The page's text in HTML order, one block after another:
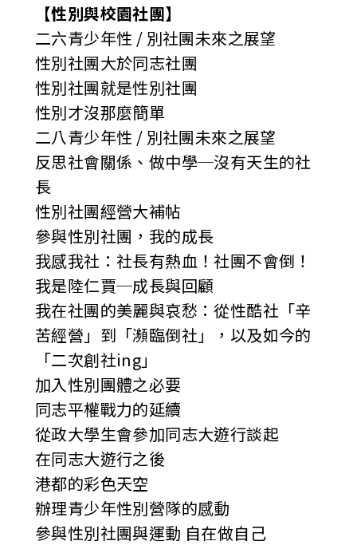
【性別與校園社團】
二六青少年性 / 別社團未來之展望
性別社團大於同志社團
性別社團就是性別社團
性別才沒那麼簡單
二八青少年性 / 別社團未來之展望
反思社會關係、做中學─沒有天生的社
長
性別社團經營大補帖
參與性別社團，我的成長
我感我社：社長有熱血！社團不會倒！
我是陸仁賈─成長與回顧
我在社團的美麗與哀愁：從性酷社「辛
苦經營」到「瀕臨倒社」，以及如今的
「二次創社ing」
加入性別團體之必要
同志平權戰力的延續
從政大學生會參加同志大遊行談起
在同志大遊行之後
港都的彩色天空
辦理青少年性別營隊的感動
參與性別社團與運動 自在做自己